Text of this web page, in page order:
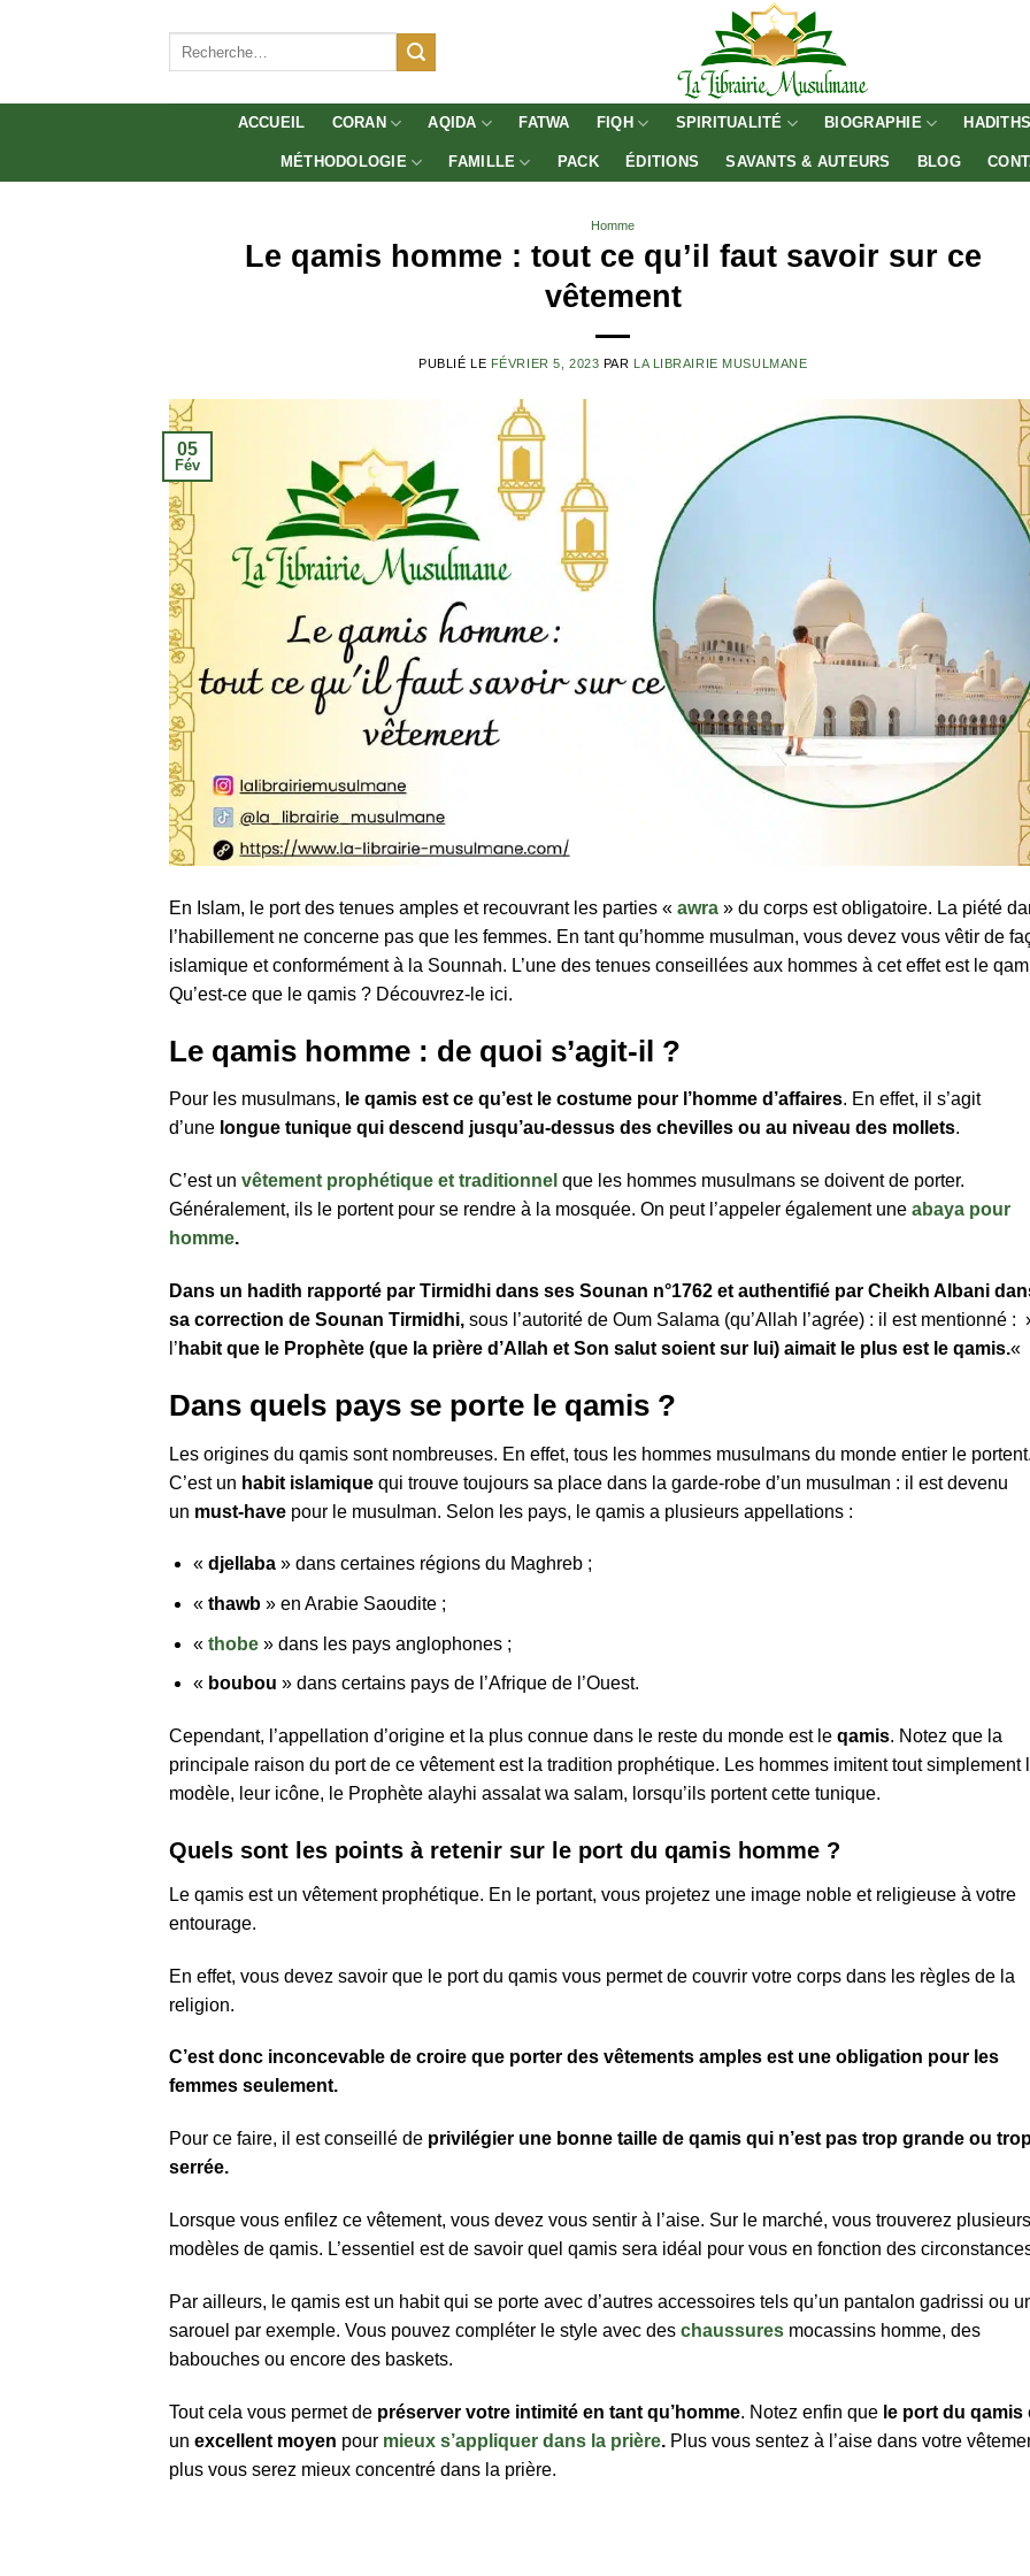
ACCUEIL CORAN AQIDA FATWA FIQH SPIRITUALITÉ BIOGRAPHIE
MÉTHODOLOGIE FAMILLE PACK ÉDITIONS SAVANTS & AUTEURS BLOG
Homme
Le qamis homme : tout ce qu’il faut savoir sur ce
vêtement
PUBLIÉ LE FÉVRIER 5, 2023 PAR LA LIBRAIRIE MUSULMANE
05
Fév
En Islam, le port des tenues amples et recouvrant les parties « awra » du corps est obligatoire. La piété
l’habillement ne concerne pas que les femmes. En tant qu’homme musulman, vous devez vous vêtir de
islamique et conformément à la Sounnah. L’une des tenues conseillées aux hommes à cet effet est le
Qu’est-ce que le qamis ? Découvrez-le ici.
Le qamis homme : de quoi s’agit-il ?
Pour les musulmans, le qamis est ce qu’est le costume pour l’homme d’affaires. En effet, il s’agit
d’une longue tunique qui descend jusqu’au-dessus des chevilles ou au niveau des mollets.
C’est un vêtement prophétique et traditionnel que les hommes musulmans se doivent de porter.
Généralement, ils le portent pour se rendre à la mosquée. On peut l’appeler également une abaya pour
homme.
Dans un hadith rapporté par Tirmidhi dans ses Sounan n°1762 et authentifié par Cheikh Albani
sa correction de Sounan Tirmidhi, sous l’autorité de Oum Salama (qu’Allah l’agrée) : il est mentionné :
l’ habit que le Prophète (que la prière d’Allah et Son salut soient sur lui) aimait le plus est le qamis.«
Dans quels pays se porte le qamis ?
Les origines du qamis sont nombreuses. En effet, tous les hommes musulmans du monde entier le
C’est un habit islamique qui trouve toujours sa place dans la garde-robe d’un musulman : il est devenu
un must-have pour le musulman. Selon les pays, le qamis a plusieurs appellations :
« djellaba» dans certaines régions du Maghreb ;
« thawb» en Arabie Saoudite ;
« thobe» dans les pays anglophones ;
« boubou » dans certains pays de l’Afrique de l’Ouest.
Cependant, l’appellation d’origine et la plus connue dans le reste du monde est le qamis. Notez que la
principale raison du port de ce vêtement est la tradition prophétique. Les hommes imitent tout simplement
modèle, leur icône, le Prophète alayhi assalat wa salam, lorsqu’ils portent cette tunique.
Quels sont les points à retenir sur le port du qamis homme ?
Le qamis est un vêtement prophétique. En le portant, vous projetez une image noble et religieuse à votre
entourage.
En effet, vous devez savoir que le port du qamis vous permet de couvrir votre corps dans les règles de la
religion.
C’est donc inconcevable de croire que porter des vêtements amples est une obligation pour les
femmes seulement.
Pour ce faire, il est conseillé de privilégier une bonne taille de qamis qui n’est pas trop grande ou
serrée.
Lorsque vous enfilez ce vêtement, vous devez vous sentir à l’aise. Sur le marché, vous trouverez plusieurs
modèles de qamis. L’essentiel est de savoir quel qamis sera idéal pour vous en fonction des
Par ailleurs, le qamis est un habit qui se porte avec d’autres accessoires tels qu’un pantalon gadrissi ou
sarouel par exemple. Vous pouvez compléter le style avec des chaussures mocassins homme, des
babouches ou encore des baskets.
Tout cela vous permet de préserver votre intimité en tant qu’homme. Notez enfin que le port du qamis
un excellent moyen pour mieux s’appliquer dans la prière. Plus vous sentez à l’aise dans votre
plus vous serez mieux concentré dans la prière.